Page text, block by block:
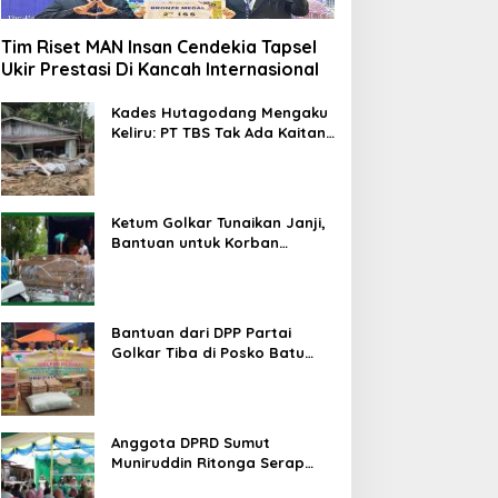
Tim Riset MAN Insan Cendekia Tapsel
Ukir Prestasi Di Kancah Internasional
Kades Hutagodang Mengaku
Keliru: PT TBS Tak Ada Kaitan
Ketum Golkar Tunaikan Janji,
Bantuan untuk Korban
Bantuan dari DPP Partai
Golkar Tiba di Posko Batu
Anggota DPRD Sumut
Muniruddin Ritonga Serap